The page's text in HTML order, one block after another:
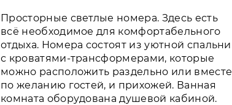
Просторные светлые номера. Здесь есть
всё необходимое для комфортабельного
отдыха. Номера состоят из уютной спальни
с кроватями-трансформерами, которые
можно расположить раздельно или вместе
по желанию гостей, и прихожей. Ванная
комната оборудована душевой кабиной.